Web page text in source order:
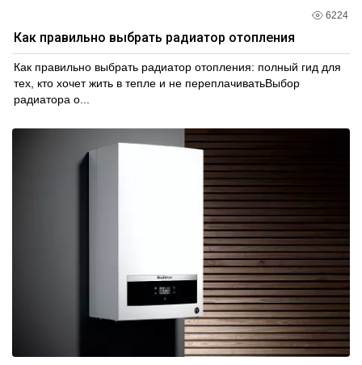
6224
Как правильно выбрать радиатор отопления
Как правильно выбрать радиатор отопления: полный гид для
тех, кто хочет жить в тепле и не переплачиватьВыбор
радиатора о...